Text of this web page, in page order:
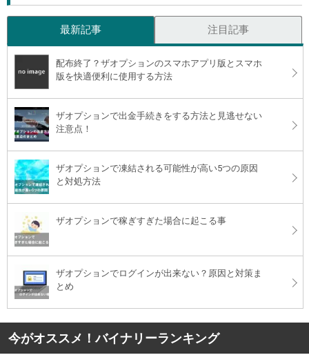
最新記事 注目記事
配布終了？ザオプションのスマホアプリ版とスマホ
版を快適便利に使用する方法
ザオプションで出金手続きをする方法と見逃せない
注意点！
ザオプションで凍結される可能性が高い5つの原因
と対処方法
ザオプションで稼ぎすぎた場合に起こる事
ザオプションでログインが出来ない？原因と対策ま
とめ
今がオススメ！バイナリーランキング